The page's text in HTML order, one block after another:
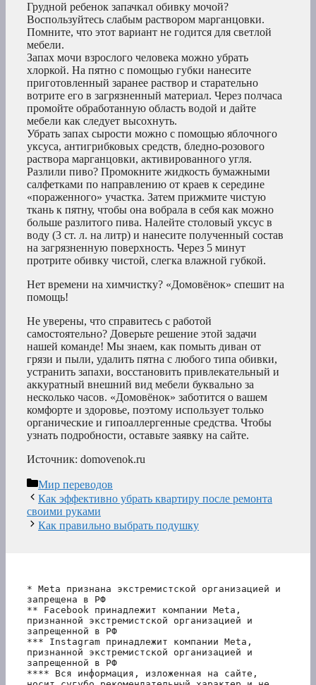
Грудной ребенок запачкал обивку мочой?
Воспользуйтесь слабым раствором марганцовки.
Помните, что этот вариант не годится для светлой
мебели.
Запах мочи взрослого человека можно убрать
хлоркой. На пятно с помощью губки нанесите
приготовленный заранее раствор и старательно
вотрите его в загрязненный материал. Через полчаса
промойте обработанную область водой и дайте
мебели как следует высохнуть.
Убрать запах сырости можно с помощью яблочного
уксуса, антигрибковых средств, бледно-розового
раствора марганцовки, активированного угля.
Разлили пиво? Промокните жидкость бумажными
салфетками по направлению от краев к середине
«пораженного» участка. Затем прижмите чистую
ткань к пятну, чтобы она вобрала в себя как можно
больше разлитого пива. Налейте столовый уксус в
воду (3 ст. л. на литр) и нанесите полученный состав
на загрязненную поверхность. Через 5 минут
протрите обивку чистой, слегка влажной губкой.
Нет времени на химчистку? «Домовёнок» спешит на
помощь!
Не уверены, что справитесь с работой
самостоятельно? Доверьте решение этой задачи
нашей команде! Мы знаем, как помыть диван от
грязи и пыли, удалить пятна с любого типа обивки,
устранить запахи, восстановить привлекательный и
аккуратный внешний вид мебели буквально за
несколько часов. «Домовёнок» заботится о вашем
комфорте и здоровье, поэтому использует только
органические и гипоаллергенные средства. Чтобы
узнать подробности, оставьте заявку на сайте.
Источник: domovenok.ru
Рубрики
Мир переводов
Как эффективно убрать квартиру после ремонта
своими руками
Как правильно выбрать подушку
* Meta признана экстремистской организацией и
запрещена в РФ
** Facebook принадлежит компании Meta,
признанной экстремистской организацией и
запрещенной в РФ
*** Instagram принадлежит компании Meta,
признанной экстремистской организацией и
запрещенной в РФ
**** Вся информация, изложенная на сайте,